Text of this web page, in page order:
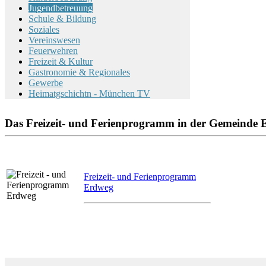
Jugendbetreuung
Schule & Bildung
Soziales
Vereinswesen
Feuerwehren
Freizeit & Kultur
Gastronomie & Regionales
Gewerbe
Heimatgschichtn - München TV
Das Freizeit- und Ferienprogramm in der Gemeinde
Freizeit- und Ferienprogramm
Erdweg